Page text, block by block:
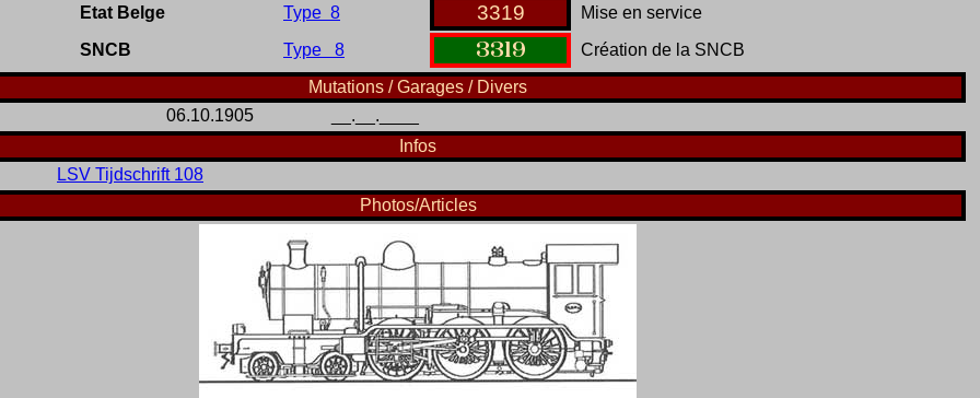
Etat Belge Type 8 3319
Mise en service
SNCB Type 8 3319
Création de la SNCB
Mutations / Garages / Divers
06.10.1905
__.__.____
Infos
LSV Tijdschrift 108
Photos/Articles